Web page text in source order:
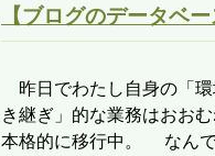
【ブログのデータベ
昨日でわたし自身の「
き継ぎ」的な業務はおお
本格的に移行中。 なんで